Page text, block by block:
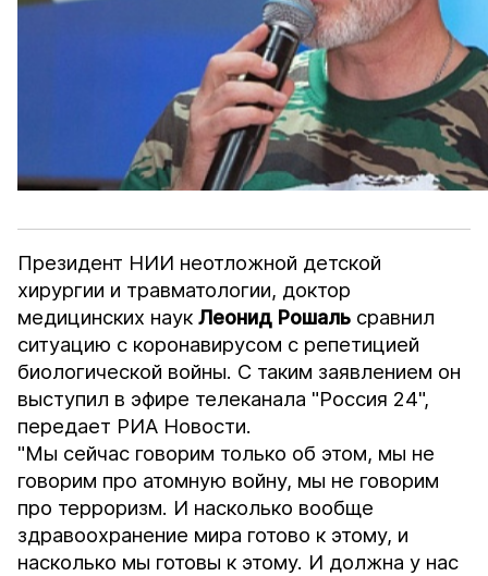
Президент НИИ неотложной детской
хирургии и травматологии, доктор
медицинских наукЛеонид Рошаль сравнил
ситуацию с коронавирусом с репетицией
биологической войны. С таким заявлением он
выступил в эфире телеканала "Россия 24",
передает РИА Новости.
"Мы сейчас говорим только об этом, мы не
говорим про атомную войну, мы не говорим
про терроризм. И насколько вообще
здравоохранение мира готово к этому, и
насколько мы готовы к этому. И должна у нас